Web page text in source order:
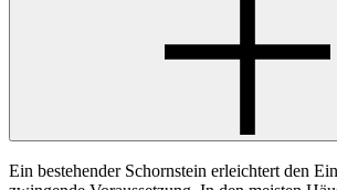
Ein bestehender Schornstein erleichtert den